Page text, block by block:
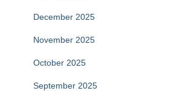
December 2025
November 2025
October 2025
September 2025